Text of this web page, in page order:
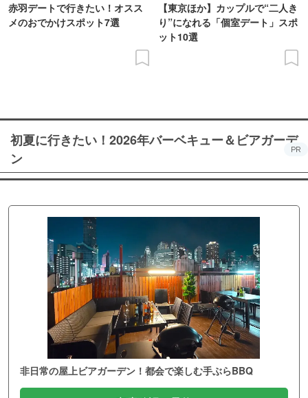
赤羽デートで行きたい！オスス
メのおでかけスポット7選
【東京ほか】カップルで“二人き
り”になれる「個室デート」スポ
ット10選
初夏に行きたい！2026年バーベキュー＆ビアガーデ
ン
PR
非日常の屋上ビアガーデン！都会で楽しむ手ぶらBBQ